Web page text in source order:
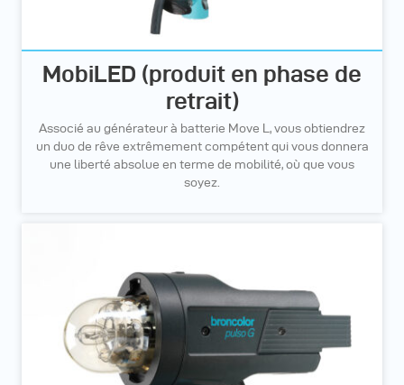
MobiLED (produit en phase de
retrait)
Associé au générateur à batterie Move L, vous obtiendrez
un duo de rêve extrêmement compétent qui vous donnera
une liberté absolue en terme de mobilité, où que vous
soyez.